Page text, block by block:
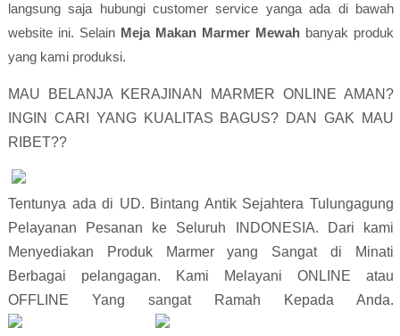
langsung saja hubungi customer service yanga ada di bawah
website ini. Selain Meja Makan Marmer Mewahbanyak produk
yang kami produksi.
MAU BELANJA KERAJINAN MARMER ONLINE AMAN?
INGIN CARI YANG KUALITAS BAGUS? DAN GAK MAU
RIBET??
Tentunya ada di UD. Bintang Antik Sejahtera Tulungagung
Pelayanan Pesanan ke Seluruh INDONESIA. Dari kami
Menyediakan Produk Marmer yang Sangat di Minati
Berbagai pelangagan. Kami Melayani ONLINE atau